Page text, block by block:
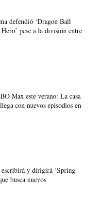
defendió ‘Dragon Ball
pese a la división entre
Max este verano: La casa
con nuevos episodios en
y dirigirá ‘Spring
busca nuevos